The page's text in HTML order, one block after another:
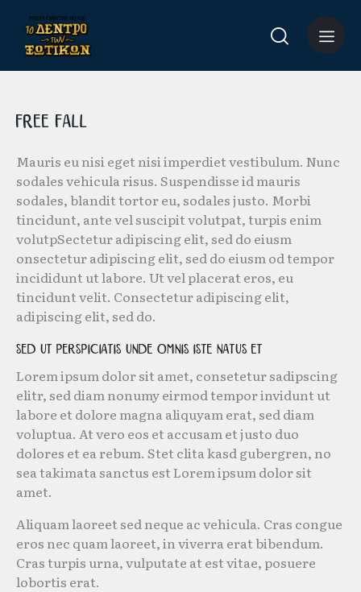
Free Fall
Mauris eu nisi eget nisi imperdiet vestibulum. Nunc
sodales vehicula risus. Suspendisse id mauris
sodales, blandit tortor eu, sodales justo. Morbi
tincidunt, ante vel suscipit volutpat, turpis enim
volutpSectetur adipiscing elit, sed do eiusm
onsectetur adipiscing elit, sed do eiusm od tempor
incididunt ut labore. Ut vel placerat eros, eu
tincidunt velit. Consectetur adipiscing elit,
adipiscing elit, sed do.
Sed ut perspiciatis unde omnis iste natus et
Lorem ipsum dolor sit amet, consetetur sadipscing
elitr, sed diam nonumy eirmod tempor invidunt ut
labore et dolore magna aliquyam erat, sed diam
voluptua. At vero eos et accusam et justo duo
dolores et ea rebum. Stet clita kasd gubergren, no
sea takimata sanctus est Lorem ipsum dolor sit
amet.
Aliquam laoreet sed neque ac vehicula. Cras congue
eros nec quam laoreet, in viverra erat bibendum.
Cras turpis urna, vulputate at est vitae, posuere
lobortis erat.